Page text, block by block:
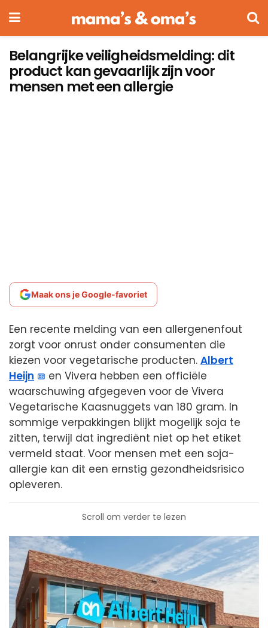
Belangrijke veiligheidsmelding: dit
product kan gevaarlijk zijn voor
mensen met een allergie
Maak ons je Google-favoriet
Een recente melding van een allergenenfout
zorgt voor onrust onder consumenten die
kiezen voor vegetarische producten. Albert
Heijn
en Vivera hebben een officiële
waarschuwing afgegeven voor de Vivera
Vegetarische Kaasnuggets van 180 gram. In
sommige verpakkingen blijkt mogelijk soja te
zitten, terwijl dat ingrediënt niet op het etiket
vermeld staat. Voor mensen met een soja-
allergie kan dit een ernstig gezondheidsrisico
opleveren.
Scroll om verder te lezen